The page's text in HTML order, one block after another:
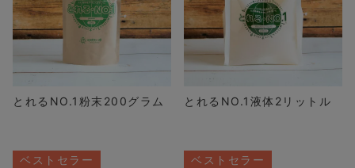
とれるNO.1粉末200グラム
ベストセラー
とれるNO.1液体2リットル
ベストセラー